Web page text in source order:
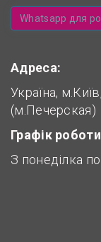
Whatsapp для
Адреса:
Україна,
(м.Печерская)
Графік
З понеділка